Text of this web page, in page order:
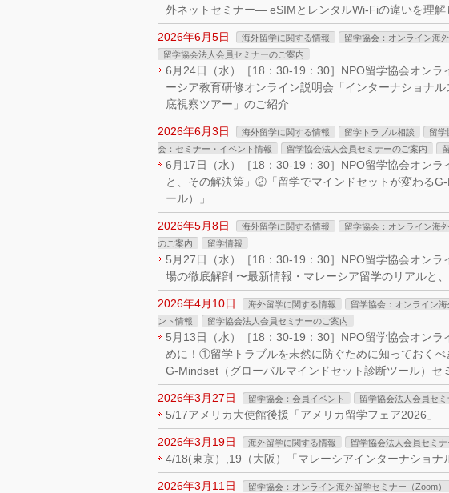
外ネットセミナー― eSIMとレンタルWi-Fiの違いを理解
2026年6月5日 海外留学に関する情報 留学協会：オンライン海
留学協会法人会員セミナーのご案内
6月24日（水）［18：30-19：30］NPO留学協会オンラ
ーシア教育研修オンライン説明会「インターナショナ
底視察ツアー」のご紹介
2026年6月3日 海外留学に関する情報 留学トラブル相談 留学
会：セミナー・イベント情報
留学協会法人会員セミナーのご案内
6月17日（水）［18：30-19：30］NPO留学協会オン
と、その解決策」②「留学でマインドセットが変わる
ール）」
2026年5月8日 海外留学に関する情報 留学協会：オンライン海
のご案内
留学情報
5月27日（水）［18：30-19：30］NPO留学協会オン
場の徹底解剖 〜最新情報・マレーシア留学のリアルと
2026年4月10日 海外留学に関する情報 留学協会：オンライン海
ント情報
留学協会法人会員セミナーのご案内
5月13日（水）［18：30-19：30］NPO留学協会オンラ
めに！①留学トラブルを未然に防ぐために知っておく
G-Mindset（グローバルマインドセット診断ツール）セ
2026年3月27日 留学協会：会員イベント 留学協会法人会員セ
5/17アメリカ大使館後援「アメリカ留学フェア2026」
2026年3月19日 海外留学に関する情報 留学協会法人会員セミ
4/18(東京）,19（大阪）「マレーシアインターナショナ
2026年3月11日 留学協会：オンライン海外留学セミナー（Zoom）